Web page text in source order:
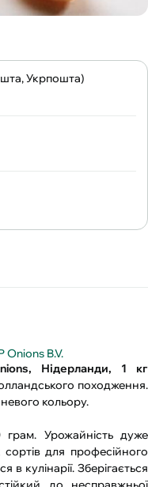
Укрпошта)
Onions B.V.
Нідерланди, 1 кг
походження.
кольору.
грам. Урожайність дуже
для професійного
кулінарії. Зберігається